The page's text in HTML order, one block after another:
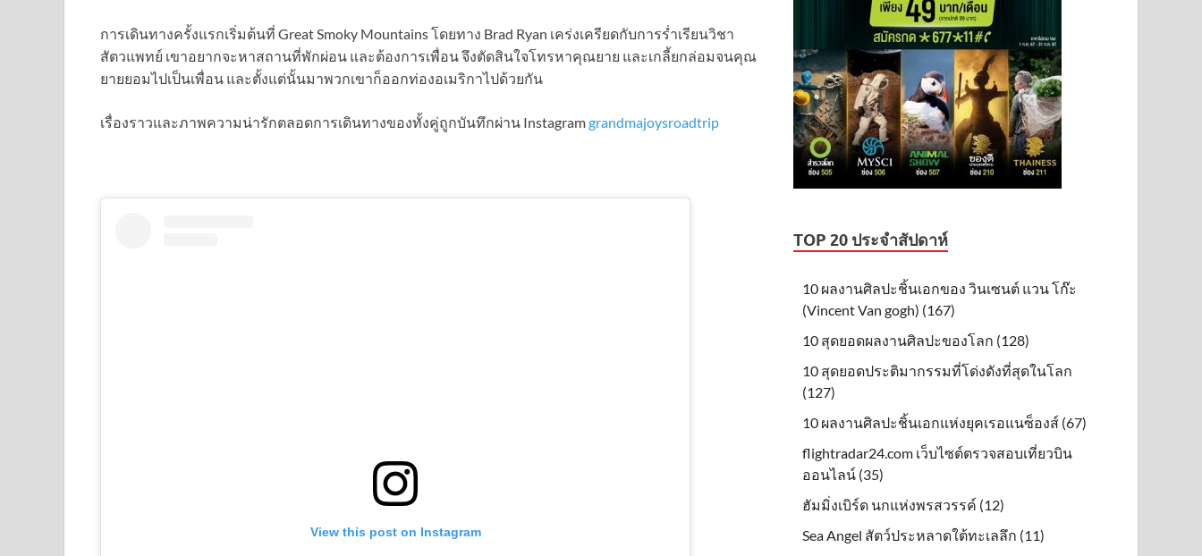
การเดินทางครั้งแรกเริ่มต้นที่ Great Smoky Mountains โดยทาง Brad Ryan เคร่งเครียดกับการร่ำเรียนวิชา
สัตวแพทย์ เขาอยากจะหาสถานที่พักผ่อน และต้องการเพื่อน จึงตัดสินใจโทรหาคุณยาย และเกลี้ยกล่อมจนคุณ
ยายยอมไปเป็นเพื่อน และตั้งแต่นั้นมาพวกเขาก็ออกท่องอเมริกาไปด้วยกัน
เรื่องราวและภาพความน่ารักตลอดการเดินทางของทั้งคู่ถูกบันทึกผ่าน Instagramgrandmajoysroadtrip
View this post on Instagram
TOP 20 ประจำสัปดาห์
10 ผลงานศิลปะชิ้นเอกของ วินเซนต์ แวน โก๊ะ
(Vincent Van gogh) (167)
10 สุดยอดผลงานศิลปะของโลก (128)
10 สุดยอดประติมากรรมที่โด่งดังที่สุดในโลก
(127)
10 ผลงานศิลปะชิ้นเอกแห่งยุคเรอแนซ็องส์ (67)
flightradar24.com เว็บไซต์ตรวจสอบเที่ยวบิน
ออนไลน์ (35)
ฮัมมิ่งเบิร์ด นกแห่งพรสวรรค์ (12)
Sea Angel สัตว์ประหลาดใต้ทะเลลึก (11)